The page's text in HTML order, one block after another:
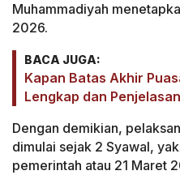
Muhammadiyah
2026.
BACA JUGA:
Kapan Batas Akhir
Lengkap dan
Dengan demikian,
dimulai sejak 2 Syawal,
pemerintah atau 21 Maret